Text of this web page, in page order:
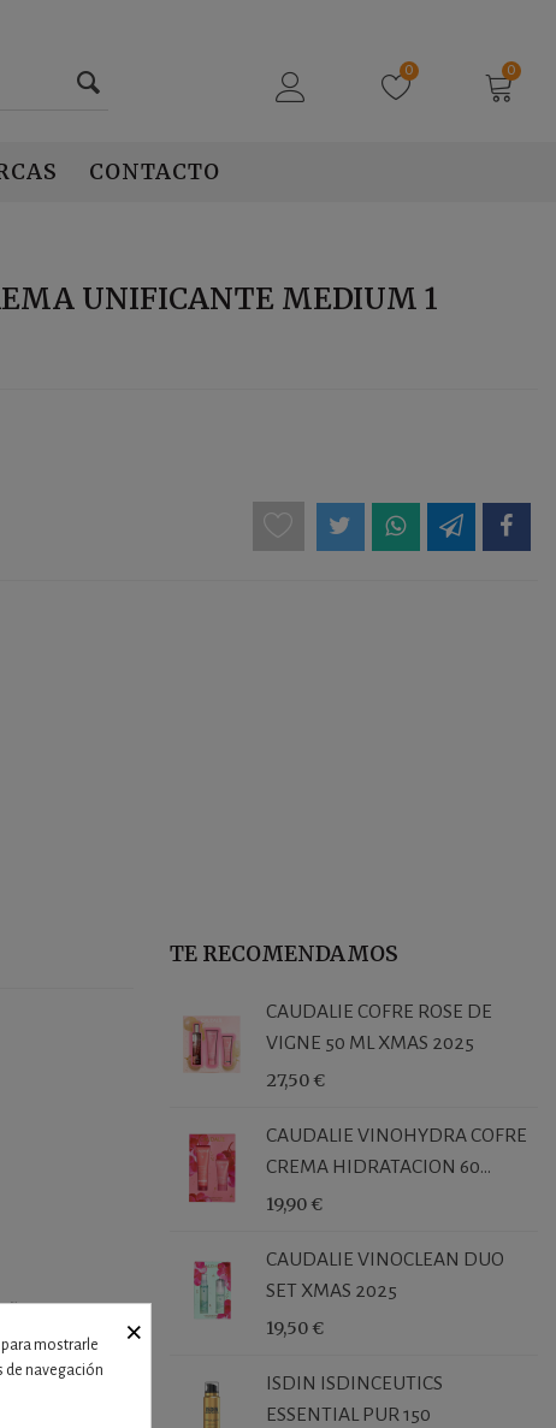
0 0
CONTACTO
UNIFICANTE MEDIUM 1
o
TE RECOMENDAMOS
CAUDALIE COFRE ROSE DE
VIGNE 50 ML XMAS 2025
27,50 €
CAUDALIE VINOHYDRA COFRE
CREMA HIDRATACION 60...
19,90 €
CAUDALIE VINOCLEAN DUO
SET XMAS 2025
19,50 €
ISDIN ISDINCEUTICS
ESSENTIAL PUR 150
×
mostrarle
de navegación